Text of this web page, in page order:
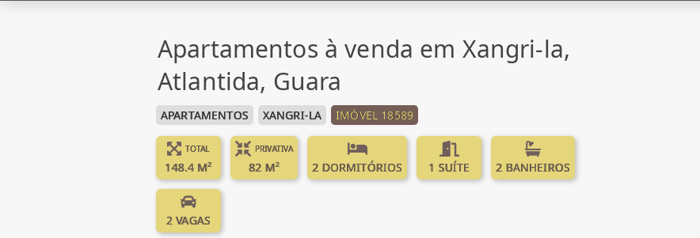
Apartamentos à venda em Xangri-la,
Atlantida, Guara
APARTAMENTOS XANGRI-LA IMÓVEL 18589
TOTAL
148.4 M²
PRIVATIVA
82 M² 2 DORMITÓRIOS 1 SUÍTE 2 BANHEIROS
2 VAGAS